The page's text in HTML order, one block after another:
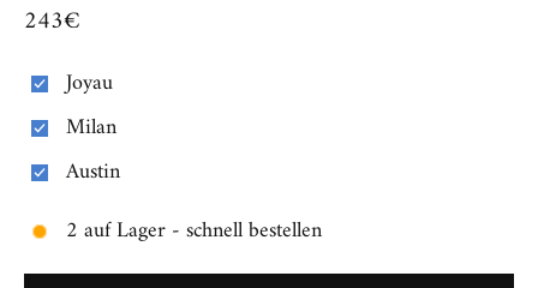
243€
Joyau
Milan
Austin
2 auf Lager - schnell bestellen